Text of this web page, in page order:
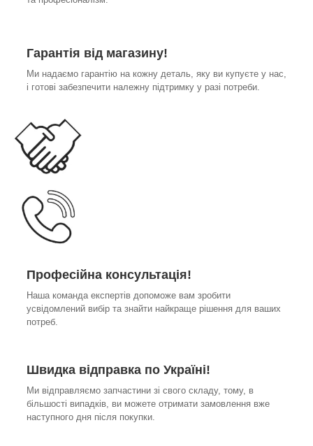
Гарантія від магазину!
Ми надаємо гарантію на кожну деталь, яку ви купуєте у нас,
і готові забезпечити належну підтримку у разі потреби.
Професійна консультація!
Наша команда експертів допоможе вам зробити
усвідомлений вибір та знайти найкраще рішення для ваших
потреб.
Швидка відправка по Україні!
Ми відправляємо запчастини зі свого складу, тому, в
більшості випадків, ви можете отримати замовлення вже
наступного дня після покупки.